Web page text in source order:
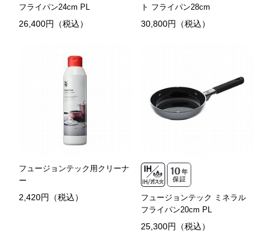
フライパン24cm PL
26,400円（税込）
ト フライパン28cm
30,800円（税込）
フュージョンテック用クリーナ
ー
2,420円（税込）
フュージョンテック ミネラル
フライパン20cm PL
25,300円（税込）